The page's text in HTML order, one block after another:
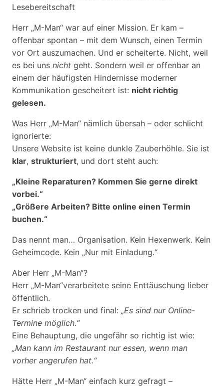
Lesebereitschaft
Herr „M-Man“ war auf einer Mission. Er kam –
offenbar spontan – mit dem Wunsch, einen Termin
vor Ort auszumachen. Und er scheiterte. Nicht, weil
es bei uns nicht geht. Sondern weil er offenbar an
einem der häufigsten Hindernisse moderner
Kommunikation gescheitert ist: nicht richtig
gelesen.
Was Herr „M-Man“ nämlich übersah – oder schlicht
ignorierte:
Unsere Website ist keine dunkle Zauberhöhle. Sie ist
klar, strukturiert, und dort steht auch:
„Kleine Reparaturen? Kommen Sie gerne direkt
vorbei.“
„Größere Arbeiten? Bitte online einen Termin
buchen.“
Das nennt man… Organisation. Kein Hexenwerk. Kein
Geheimcode. Kein „Nur mit Einladung.“
Aber Herr „M-Man“?
Herr „M-Man“verarbeitete seine Enttäuschung lieber
öffentlich.
Er schrieb trocken und final: „Es sind nur Online-
Termine möglich.“
Eine Behauptung, die ungefähr so richtig ist wie:
„Man kann im Restaurant nur essen, wenn man
vorher angerufen hat.“
Hätte Herr „M-Man“ einfach kurz gefragt –